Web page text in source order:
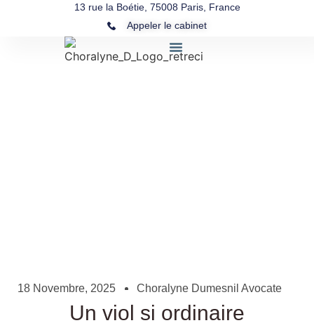
13 rue la Boétie, 75008 Paris, France
Appeler le cabinet
18 Novembre, 2025 Choralyne Dumesnil Avocate
Un viol si ordinaire